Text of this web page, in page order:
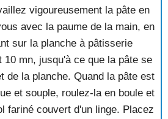
vigoureusement la pâte en
avec la paume de la main, en
sur la planche à pâtisserie
10 mn, jusqu'à ce que la pâte se
de la planche. Quand la pâte est
et souple, roulez-la en boule et
fariné couvert d'un linge. Placez